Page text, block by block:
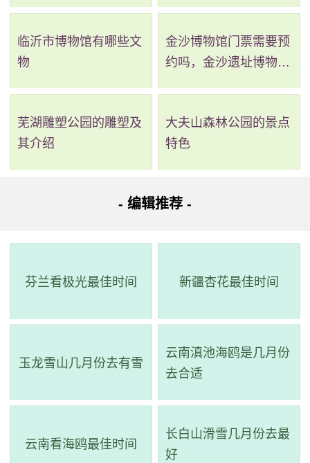
玩耍，可以去放风筝，可以做任何自己喜欢的事情。有蓝天
白云和绿树清水的美景，还有鸟语花香。以上是小编对上海
薰衣草公园官网预约的回答。
临沂市博物馆有哪些文
物
金沙博物馆门票需要预
约吗，金沙遗址博物馆
芜湖雕塑公园的雕塑及
其介绍
大夫山森林公园的景点
特色
- 编辑推荐 -
芬兰看极光最佳时间 新疆杏花最佳时间
玉龙雪山几月份去有雪
云南滇池海鸥是几月份
去合适
云南看海鸥最佳时间
长白山滑雪几月份去最
好